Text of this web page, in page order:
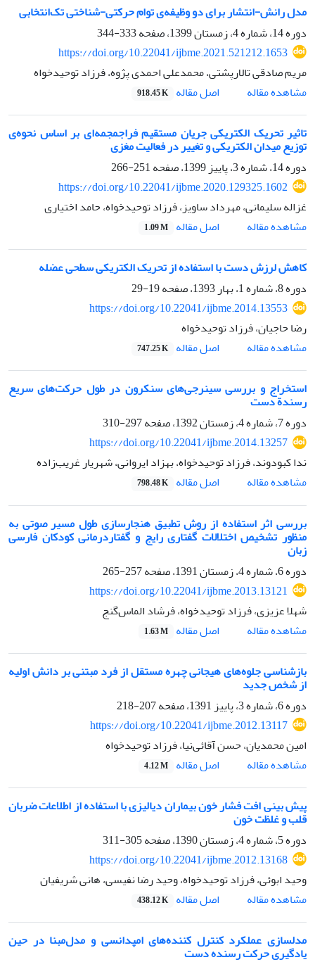
مدل رانش-انتشار برای دو وظیفه‌ی توام حرکتی-شناختی تک‌انتخابی
دوره 14، شماره 4، زمستان 1399، صفحه
333-344
https://doi.org/10.22041/ijbme.2021.521212.1653
مریم صادقی تالارپشتی، محمدعلی احمدی پژوه، فرزاد توحیدخواه
مشاهده مقاله
اصل مقاله 918.45 K
تاثیر تحریک الکتریکی جریان مستقیم فراجمجمه‌ای بر اساس نحوه‌ی
توزیع میدان الکتریکی و تغییر در فعالیت مغزی
دوره 14، شماره 3، پاییز 1399، صفحه
251-266
https://doi.org/10.22041/ijbme.2020.129325.1602
غزاله سلیمانی، مهرداد ساویز، فرزاد توحیدخواه، حامد اختیاری
مشاهده مقاله
اصل مقاله 1.09 M
کاهش لرزش دست با استفاده از تحریک الکتریکی سطحی عضله
دوره 8، شماره 1، بهار 1393، صفحه
19-29
https://doi.org/10.22041/ijbme.2014.13553
رضا حاجیان، فرزاد توحیدخواه
مشاهده مقاله
اصل مقاله 747.25 K
استخراج و بررسی سینرجی‌های سنکرون در طول حرکت‌های سریع
رسندة دست
دوره 7، شماره 4، زمستان 1392، صفحه
297-310
https://doi.org/10.22041/ijbme.2014.13257
ندا کبودوند، فرزاد توحیدخواه، بهزاد ایروانی، شهریار غریب‌زاده
مشاهده مقاله
اصل مقاله 798.48 K
بررسی اثر استفاده از روش تطبیق هنجارسازی طول مسیر صوتی به
منظور تشخیص اختلالات گفتاری رایج و گفتاردرمانی کودکان فارسی
زبان
دوره 6، شماره 4، زمستان 1391، صفحه
257-265
https://doi.org/10.22041/ijbme.2013.13121
شهلا عزیزی، فرزاد توحیدخواه، فرشاد الماس‌گنج
مشاهده مقاله
اصل مقاله 1.63 M
بازشناسی جلوه‌های هیجانی چهره مستقل از فرد مبتنی بر دانش اولیه
از شخص جدید
دوره 6، شماره 3، پاییز 1391، صفحه
207-218
https://doi.org/10.22041/ijbme.2012.13117
امین محمدیان، حسن آقائی‌نیا، فرزاد توحیدخواه
مشاهده مقاله
اصل مقاله 4.12 M
پیش بینی افت فشار خون بیماران دیالیزی با استفاده از اطلاعات ضربان
قلب و غلظت خون
دوره 5، شماره 4، زمستان 1390، صفحه
305-311
https://doi.org/10.22041/ijbme.2012.13168
وحید ابوئی، فرزاد توحیدخواه، وحید رضا نفیسی، هانی شریفیان
مشاهده مقاله
اصل مقاله 438.12 K
مدلسازی عملکرد کنترل کننده‌های امپدانسی و مدل‌مبنا در حین
یادگیری حرکت‌ رسنده دست